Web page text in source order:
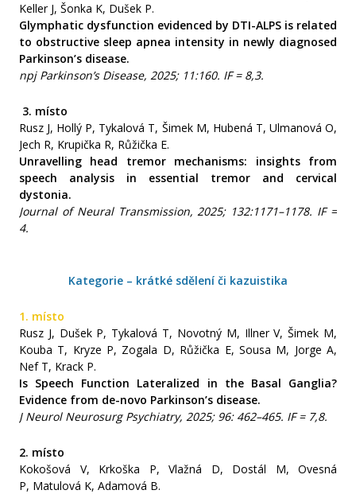
Keller J, Šonka K, Dušek P.
Glymphatic dysfunction evidenced by DTI-ALPS is related
to obstructive sleep apnea intensity in newly diagnosed
Parkinson’s disease.
npj Parkinson’s Disease, 2025; 11:160. IF = 8,3.
3. místo
Rusz J, Hollý P, Tykalová T, Šimek M, Hubená T, Ulmanová O,
Jech R, Krupička R, Růžička E.
Unravelling head tremor mechanisms: insights from
speech analysis in essential tremor and cervical
dystonia.
Journal of Neural Transmission, 2025; 132:1171–1178. IF =
4.
Kategorie – krátké sdělení či kazuistika
1. místo
Rusz J, Dušek P, Tykalová T, Novotný M, Illner V, Šimek M,
Kouba T, Kryze P, Zogala D, Růžička E, Sousa M, Jorge A,
Nef T, Krack P.
Is Speech Function Lateralized in the Basal Ganglia?
Evidence from de-novo Parkinson’s disease.
J Neurol Neurosurg Psychiatry, 2025; 96: 462–465. IF = 7,8.
2. místo
Kokošová V, Krkoška P, Vlažná D, Dostál M, Ovesná
P, Matulová K, Adamová B.